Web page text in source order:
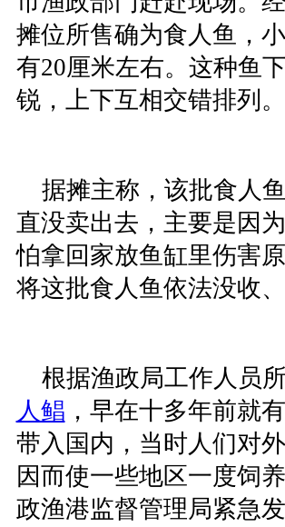
摊位所售确为食人鱼，
有20厘米左右。这种鱼
锐，上下互相交错排列。
据摊主称，该批食人
直没卖出去，主要是因
怕拿回家放鱼缸里伤害
将这批食人鱼依法没收、
根据渔政局工作人员
人鲳 ，早在十多年前就
带入国内，当时人们对
因而使一些地区一度饲
政渔港监督管理局紧急